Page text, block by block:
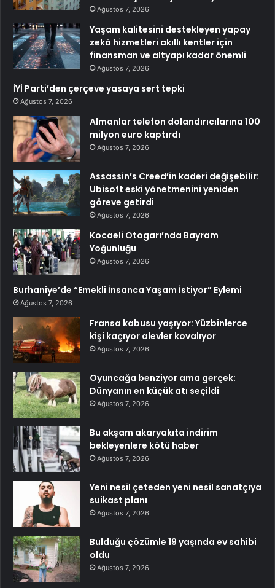
Ağustos 7, 2026
Yaşam kalitesini destekleyen yapay
zekâ hizmetleri akıllı kentler için
finansman ve altyapı kadar önemli
Ağustos 7, 2026
İYİ Parti’den çerçeve yasaya sert tepki
Ağustos 7, 2026
Almanlar telefon dolandırıcılarına 100
milyon euro kaptırdı
Ağustos 7, 2026
Assassin’s Creed’in kaderi değişebilir:
Ubisoft eski yönetmenini yeniden
göreve getirdi
Ağustos 7, 2026
Kocaeli Otogarı’nda Bayram
Yoğunluğu
Ağustos 7, 2026
Burhaniye’de “Emekli İnsanca Yaşam İstiyor” Eylemi
Ağustos 7, 2026
Fransa kabusu yaşıyor: Yüzbinlerce
kişi kaçıyor alevler kovalıyor
Ağustos 7, 2026
Oyuncağa benziyor ama gerçek:
Dünyanın en küçük atı seçildi
Ağustos 7, 2026
Bu akşam akaryakıta indirim
bekleyenlere kötü haber
Ağustos 7, 2026
Yeni nesil çeteden yeni nesil sanatçıya
suikast planı
Ağustos 7, 2026
Bulduğu çözümle 19 yaşında ev sahibi
oldu
Ağustos 7, 2026